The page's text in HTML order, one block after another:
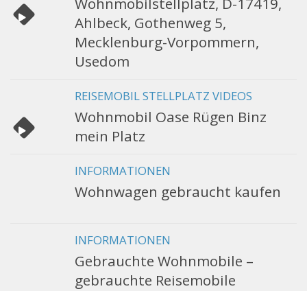
Ahlbeck, Gothenweg 5,
Mecklenburg-Vorpommern,
Usedom
REISEMOBIL STELLPLATZ VIDEOS
Wohnmobil Oase Rügen Binz
mein Platz
INFORMATIONEN
Wohnwagen gebraucht kaufen
INFORMATIONEN
Gebrauchte Wohnmobile –
gebrauchte Reisemobile